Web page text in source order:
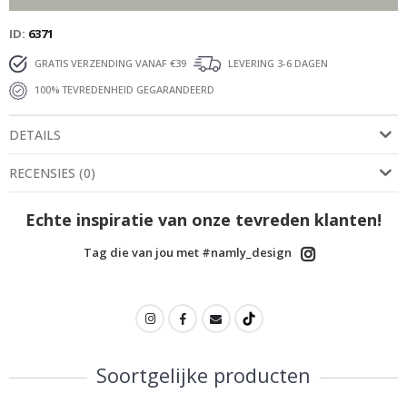
ID 6371
GRATIS VERZENDING VANAF €39
LEVERING 3-6 DAGEN
100% TEVREDENHEID GEGARANDEERD
DETAILS
RECENSIES (0)
Echte inspiratie van onze tevreden klanten!
Tag die van jou met #namly_design
Soortgelijke producten